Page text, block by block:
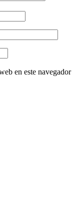
en este navegador